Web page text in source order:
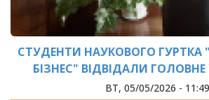
СТУДЕНТИ НАУКОВОГО ГУРТКА
БІЗНЕС" ВІДВІДАЛИ
СТАТИСТИКИ В ІВАНО-ВТ, 05/05/2026 - 11:49